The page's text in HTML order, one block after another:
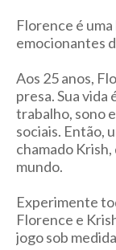
Florence é
emocionantes
Aos 25 anos,
presa.Sua vida
trabalho, sono
sociais. Então,
chamado
mundo.
Experimente
Florence e
jogo sob